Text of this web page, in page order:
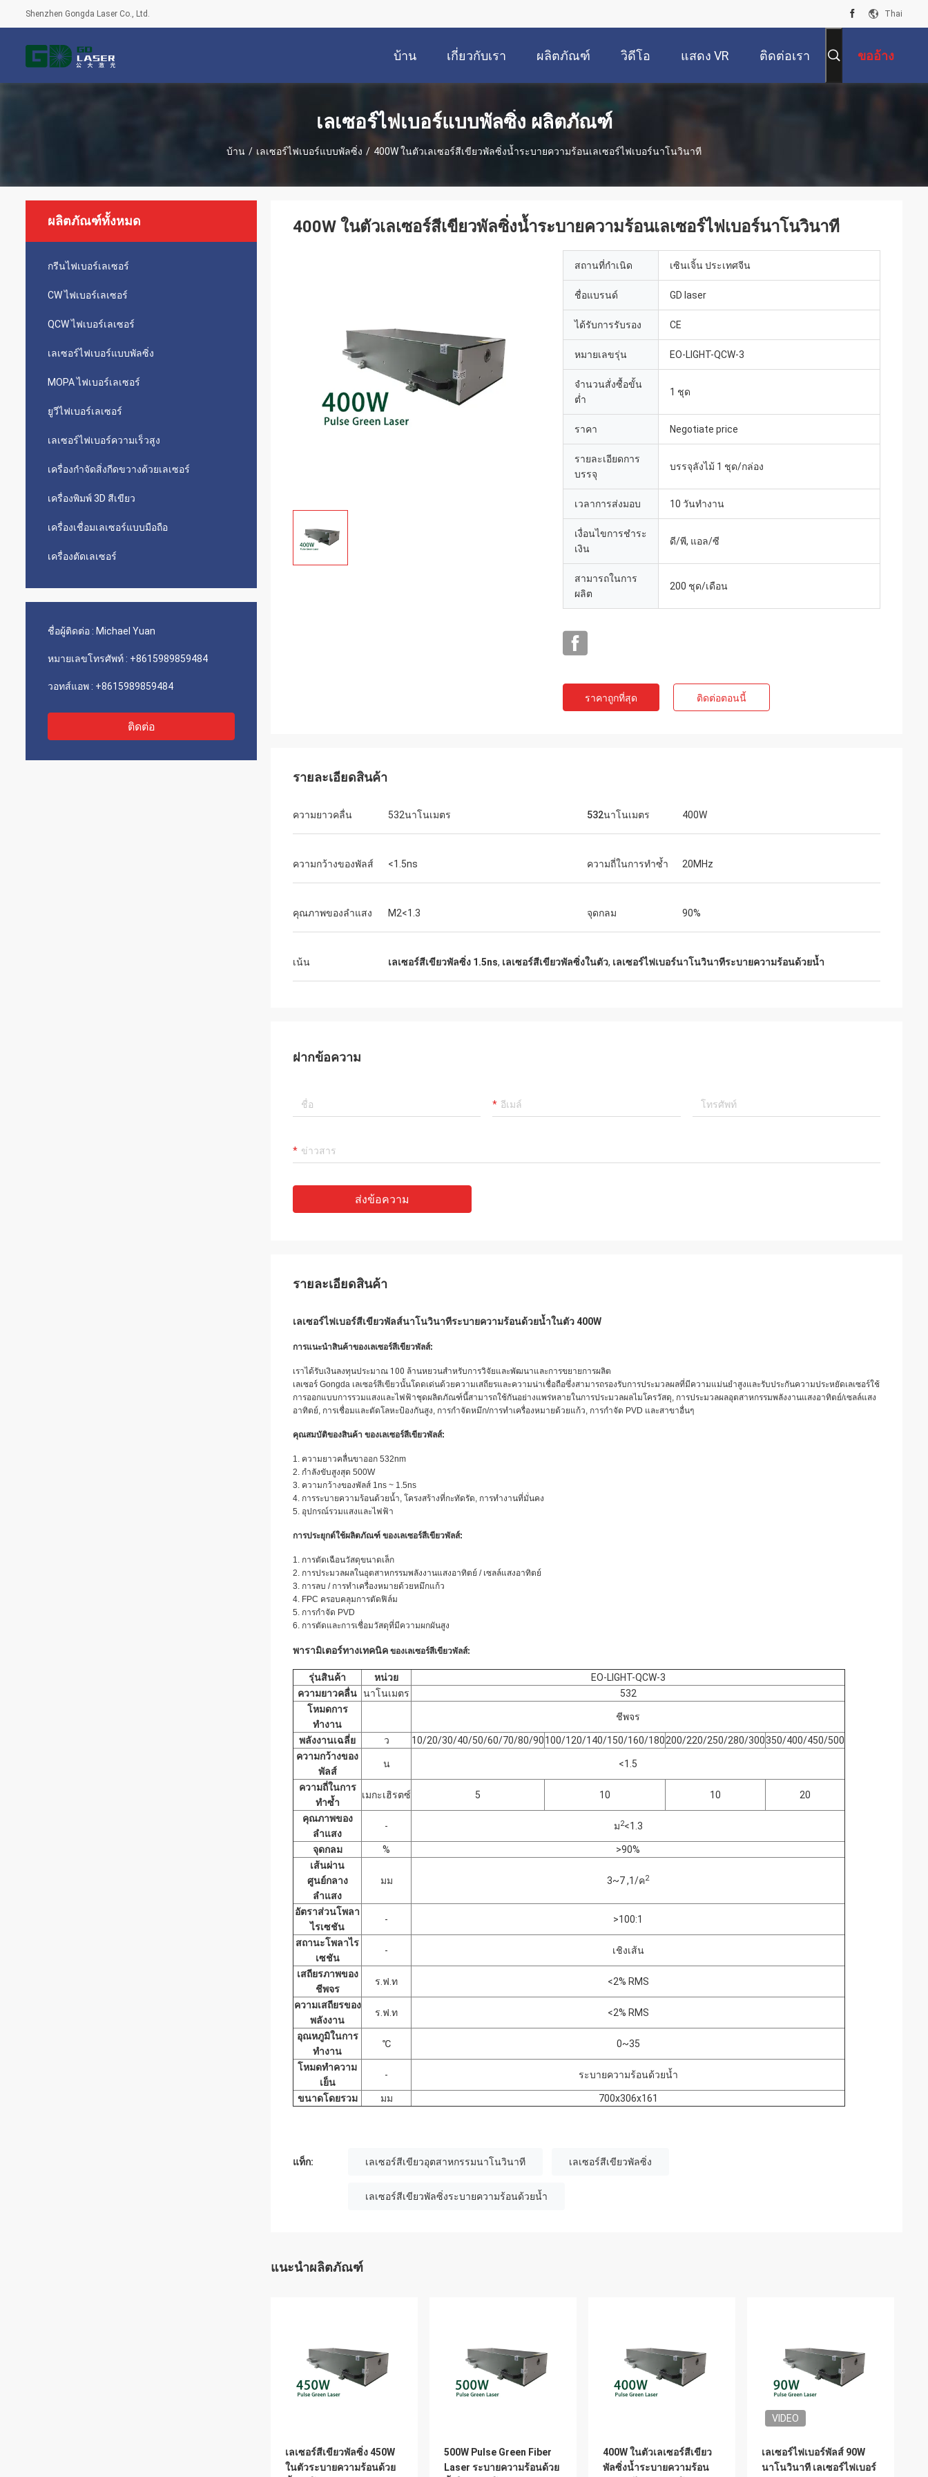
Shenzhen Gongda Laser Co., Ltd. Thai
บ้าน เกี่ยวกับเรา ผลิตภัณฑ์ วิดีโอ แสดง VR ติดต่อเรา ขออ้าง
เลเซอร์ไฟเบอร์แบบพัลซิ่ง ผลิตภัณฑ์
บ้าน / เลเซอร์ไฟเบอร์แบบพัลซิ่ง / 400W ในตัวเลเซอร์สีเขียวพัลซิ่งน้ำระบายความร้อนเลเซอร์ไฟเบอร์นาโนวินาที
ผลิตภัณฑ์ทั้งหมด
กรีนไฟเบอร์เลเซอร์
CW ไฟเบอร์เลเซอร์
QCW ไฟเบอร์เลเซอร์
เลเซอร์ไฟเบอร์แบบพัลซิ่ง
MOPA ไฟเบอร์เลเซอร์
ยูวีไฟเบอร์เลเซอร์
เลเซอร์ไฟเบอร์ความเร็วสูง
เครื่องกำจัดสิ่งกีดขวางด้วยเลเซอร์
เครื่องพิมพ์ 3D สีเขียว
เครื่องเชื่อมเลเซอร์แบบมือถือ
เครื่องตัดเลเซอร์
ชื่อผู้ติดต่อ : Michael Yuan
หมายเลขโทรศัพท์ : +8615989859484
วอทส์แอพ : +8615989859484
ติดต่อ
400W ในตัวเลเซอร์สีเขียวพัลซิ่งน้ำระบายความร้อนเลเซอร์ไฟเบอร์นาโนวินาที
สถานที่กำเนิด เซินเจิ้น ประเทศจีน
ชื่อแบรนด์ GD laser
ได้รับการรับรอง CE
หมายเลขรุ่น EO-LIGHT-QCW-3
จำนวนสั่งซื้อขั้น
ต่ำ
1 ชุด
ราคา Negotiate price
รายละเอียดการ
บรรจุ
บรรจุลังไม้ 1 ชุด/กล่อง
เวลาการส่งมอบ 10 วันทำงาน
เงื่อนไขการชำระ
เงิน
ดี/พี, แอล/ซี
สามารถในการ
ผลิต
200 ชุด/เดือน
ราคาถูกที่สุด ติดต่อตอนนี้
รายละเอียดสินค้า
ความยาวคลื่น 532นาโนเมตร 532นาโนเมตร 400W
ความกว้างของพัลส์ <1.5ns ความถี่ในการทำซ้ำ 20MHz
คุณภาพของลำแสง M2<1.3 จุดกลม 90%
เน้น เลเซอร์สีเขียวพัลซิ่ง 1.5ns, เลเซอร์สีเขียวพัลซิ่งในตัว, เลเซอร์ไฟเบอร์นาโนวินาทีระบายความร้อนด้วยน้ำ
ฝากข้อความ
ส่งข้อความ
รายละเอียดสินค้า
เลเซอร์ไฟเบอร์สีเขียวพัลส์นาโนวินาทีระบายความร้อนด้วยน้ำในตัว 400W
การแนะนำสินค้าของเลเซอร์สีเขียวพัลส์:
เราได้รับเงินลงทุนประมาณ 100 ล้านหยวนสำหรับการวิจัยและพัฒนาและการขยายการผลิต
เลเซอร์ Gongda เลเซอร์สีเขียวนั้นโดดเด่นด้วยความเสถียรและความน่าเชื่อถือซึ่งสามารถรองรับการประมวลผลที่มีความแม่นยำสูงและรับประกันความประหยัดเลเซอร์ใช้
การออกแบบการรวมแสงและไฟฟ้าชุดผลิตภัณฑ์นี้สามารถใช้กันอย่างแพร่หลายในการประมวลผลไมโครวัสดุ, การประมวลผลอุตสาหกรรมพลังงานแสงอาทิตย์/เซลล์แสง
อาทิตย์, การเชื่อมและตัดโลหะป้องกันสูง, การกำจัดหมึก/การทำเครื่องหมายด้วยแก้ว, การกำจัด PVD และสาขาอื่นๆ
คุณสมบัติของสินค้า ของเลเซอร์สีเขียวพัลส์:
1. ความยาวคลื่นขาออก 532nm
2. กำลังขับสูงสุด 500W
3. ความกว้างของพัลส์ 1ns ~ 1.5ns
4. การระบายความร้อนด้วยน้ำ, โครงสร้างที่กะทัดรัด, การทำงานที่มั่นคง
5. อุปกรณ์รวมแสงและไฟฟ้า
การประยุกต์ใช้ผลิตภัณฑ์ ของเลเซอร์สีเขียวพัลส์:
1. การตัดเฉือนวัสดุขนาดเล็ก
2. การประมวลผลในอุตสาหกรรมพลังงานแสงอาทิตย์ / เซลล์แสงอาทิตย์
3. การลบ / การทำเครื่องหมายด้วยหมึกแก้ว
4. FPC ครอบคลุมการตัดฟิล์ม
5. การกำจัด PVD
6. การตัดและการเชื่อมวัสดุที่มีความผกผันสูง
พารามิเตอร์ทางเทคนิค ของเลเซอร์สีเขียวพัลส์:
รุ่นสินค้า หน่วย
EO-LIGHT-QCW-3
ความยาวคลื่น นาโนเมตร
532
โหมดการ
ทำงาน
ชีพจร
พลังงานเฉลี่ย ว 10/20/30/40/50/60/70/80/90100/120/140/150/160/180200/220/250/280/300350/400/450/500
ความกว้างของ
พัลส์
น <1.5
ความถี่ในการ
ทำซ้ำ
เมกะเฮิรตซ์ 5 10 10 20
คุณภาพของ
ลำแสง
- ม2<1.3
จุดกลม %
>90%
เส้นผ่าน
ศูนย์กลาง
ลำแสง
มม 3~7 ,1/ค2
อัตราส่วนโพลา
ไรเซชัน
- >100:1
สถานะโพลาไร
เซชัน
- เชิงเส้น
เสถียรภาพของ
ชีพจร
ร.ฟ.ท <2% RMS
ความเสถียรของ
พลังงาน
ร.ฟ.ท <2% RMS
อุณหภูมิในการ
ทำงาน
℃ 0~35
โหมดทำความ
เย็น
- ระบายความร้อนด้วยน้ำ
ขนาดโดยรวม มม 700x306x161
แท็ก: เลเซอร์สีเขียวอุตสาหกรรมนาโนวินาที เลเซอร์สีเขียวพัลซิ่ง
เลเซอร์สีเขียวพัลซิ่งระบายความร้อนด้วยน้ำ
แนะนำผลิตภัณฑ์
เลเซอร์สีเขียวพัลซิ่ง 450W
ในตัวระบายความร้อนด้วย
500W Pulse Green Fiber
Laser ระบายความร้อนด้วย
400W ในตัวเลเซอร์สีเขียว
พัลซิ่งน้ำระบายความร้อน
VIDEO
เลเซอร์ไฟเบอร์พัลส์ 90W
นาโนวินาที เลเซอร์ไฟเบอร์